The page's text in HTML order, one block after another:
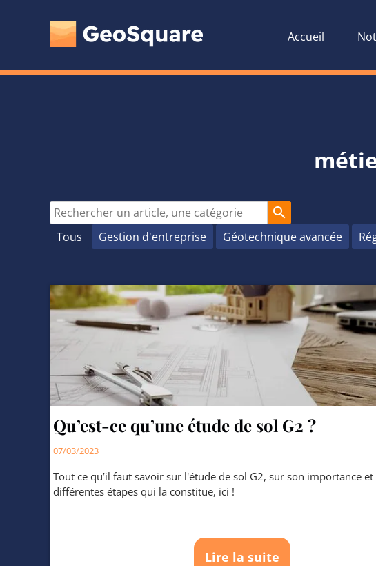
Accueil
search
Tous Gestion d'entreprise Géotechnique avancée
Qu’est-ce qu’une étude de sol G2 ?
07/03/2023
Tout ce qu’il faut savoir sur l'étude de sol G2, sur son importance et
différentes étapes qui la constitue, ici !
Lire la suite